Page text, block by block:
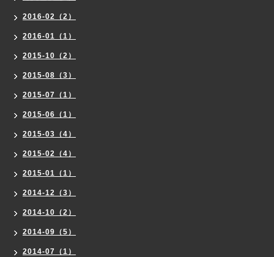
2016-02（2）
2016-01（1）
2015-10（2）
2015-08（3）
2015-07（1）
2015-06（1）
2015-03（4）
2015-02（4）
2015-01（1）
2014-12（3）
2014-10（2）
2014-09（5）
2014-07（1）